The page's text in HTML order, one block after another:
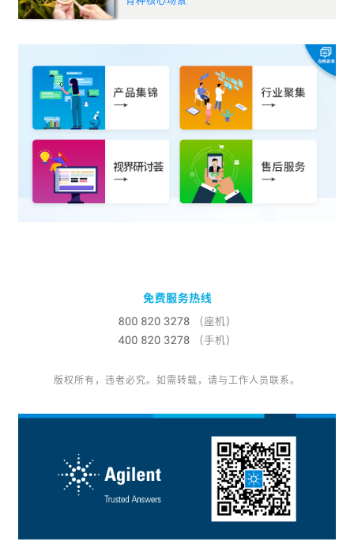
版权所有，违者必究。如需转载，请与工作人员联系。